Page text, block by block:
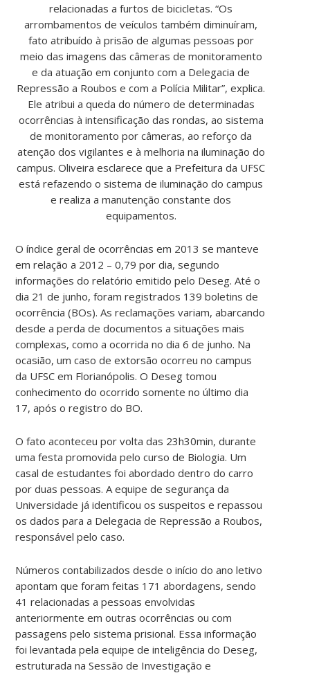
relacionadas a furtos de bicicletas. “Os
arrombamentos de veículos também diminuíram,
fato atribuído à prisão de algumas pessoas por
meio das imagens das câmeras de monitoramento
e da atuação em conjunto com a Delegacia de
Repressão a Roubos e com a Polícia Militar”, explica.
Ele atribui a queda do número de determinadas
ocorrências à intensificação das rondas, ao sistema
de monitoramento por câmeras, ao reforço da
atenção dos vigilantes e à melhoria na iluminação do
campus. Oliveira esclarece que a Prefeitura da UFSC
está refazendo o sistema de iluminação do campus
e realiza a manutenção constante dos
equipamentos.
O índice geral de ocorrências em 2013 se manteve
em relação a 2012 – 0,79 por dia, segundo
informações do relatório emitido pelo Deseg. Até o
dia 21 de junho, foram registrados 139 boletins de
ocorrência (BOs). As reclamações variam, abarcando
desde a perda de documentos a situações mais
complexas, como a ocorrida no dia 6 de junho. Na
ocasião, um caso de extorsão ocorreu no campus
da UFSC em Florianópolis. O Deseg tomou
conhecimento do ocorrido somente no último dia
17, após o registro do BO.
O fato aconteceu por volta das 23h30min, durante
uma festa promovida pelo curso de Biologia. Um
casal de estudantes foi abordado dentro do carro
por duas pessoas. A equipe de segurança da
Universidade já identificou os suspeitos e repassou
os dados para a Delegacia de Repressão a Roubos,
responsável pelo caso.
Números contabilizados desde o início do ano letivo
apontam que foram feitas 171 abordagens, sendo
41 relacionadas a pessoas envolvidas
anteriormente em outras ocorrências ou com
passagens pelo sistema prisional. Essa informação
foi levantada pela equipe de inteligência do Deseg,
estruturada na Sessão de Investigação e